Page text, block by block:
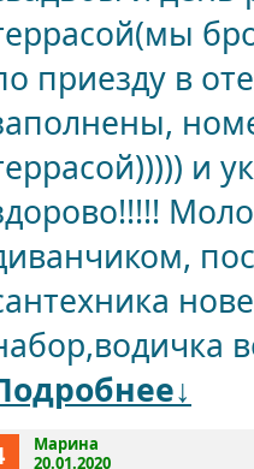
приезду в
и
Марина
20.01.2020